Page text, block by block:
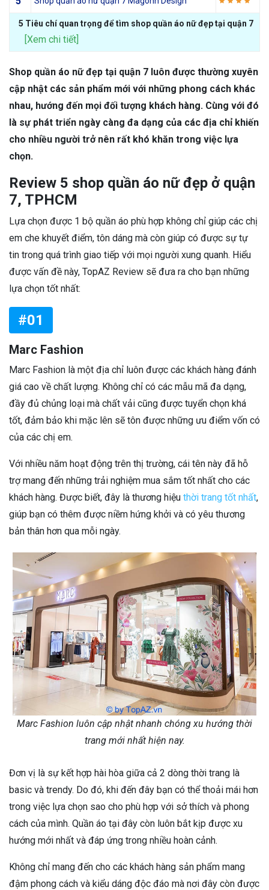
5 Tiêu chí quan trọng để tìm shop quần áo nữ đẹp tại quận 7
[Xem chi tiết]
Shop quần áo nữ đẹp tại quận 7 luôn được thường xuyên
cập nhật các sản phẩm mới với những phong cách khác
nhau, hướng đến mọi đối tượng khách hàng. Cùng với đó
là sự phát triển ngày càng đa dạng của các địa chỉ khiến
cho nhiều người trở nên rất khó khăn trong việc lựa
chọn.
Review 5 shop quần áo nữ đẹp ở quận
7, TPHCM
Lựa chọn được 1 bộ quần áo phù hợp không chỉ giúp các chị
em che khuyết điểm, tôn dáng mà còn giúp có được sự tự
tin trong quá trình giao tiếp với mọi người xung quanh. Hiểu
được vấn đề này, TopAZ Review sẽ đưa ra cho bạn những
lựa chọn tốt nhất:
#01
Marc Fashion
Marc Fashion là một địa chỉ luôn được các khách hàng đánh
giá cao về chất lượng. Không chỉ có các mẫu mã đa dạng,
đầy đủ chủng loại mà chất vải cũng được tuyển chọn khá
tốt, đảm bảo khi mặc lên sẽ tôn được những ưu điểm vốn có
của các chị em.
Với nhiều năm hoạt động trên thị trường, cái tên này đã hỗ
trợ mang đến những trải nghiệm mua sắm tốt nhất cho các
khách hàng. Được biết, đây là thương hiệu thời trang tốt nhất,
giúp bạn có thêm được niềm hứng khởi và có yêu thương
bản thân hơn qua mỗi ngày.
Marc Fashion luôn cập nhật nhanh chóng xu hướng thời
trang mới nhất hiện nay.
Đơn vị là sự kết hợp hài hòa giữa cả 2 dòng thời trang là
basic và trendy. Do đó, khi đến đây bạn có thể thoải mái hơn
trong việc lựa chọn sao cho phù hợp với sở thích và phong
cách của mình. Quần áo tại đây còn luôn bắt kịp được xu
hướng mới nhất và đáp ứng trong nhiều hoàn cảnh.
Không chỉ mang đến cho các khách hàng sản phẩm mang
đậm phong cách và kiểu dáng độc đáo mà nơi đây còn được